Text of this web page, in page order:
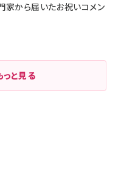
家から届いたお祝いコメン
と見る